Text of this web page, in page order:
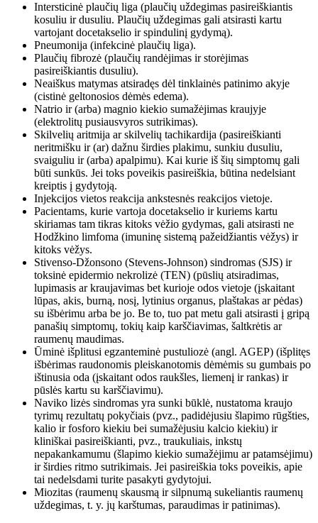
Intersticinė plaučių liga (plaučių uždegimas pasireiškiantis
kosuliu ir dusuliu. Plaučių uždegimas gali atsirasti kartu
vartojant docetakselio ir spindulinį gydymą).
Pneumonija (infekcinė plaučių liga).
Plaučių fibrozė (plaučių randėjimas ir storėjimas
pasireiškiantis dusuliu).
Neaiškus matymas atsiradęs dėl tinklainės patinimo akyje
(cistinė geltonosios dėmės edema).
Natrio ir (arba) magnio kiekio sumažėjimas kraujyje
(elektrolitų pusiausvyros sutrikimas).
Skilvelių aritmija ar skilvelių tachikardija (pasireiškianti
neritmišku ir (ar) dažnu širdies plakimu, sunkiu dusuliu,
svaiguliu ir (arba) apalpimu). Kai kurie iš šių simptomų gali
būti sunkūs. Jei toks poveikis pasireiškia, būtina nedelsiant
kreiptis į gydytoją.
Injekcijos vietos reakcija ankstesnės reakcijos vietoje.
Pacientams, kurie vartoja docetakselio ir kuriems kartu
skiriamas tam tikras kitoks vėžio gydymas, gali atsirasti ne
Hodžkino limfoma (imuninę sistemą pažeidžiantis vėžys) ir
kitoks vėžys.
Stivenso-Džonsono (Stevens-Johnson) sindromas (SJS) ir
toksinė epidermio nekrolizė (TEN) (pūslių atsiradimas,
lupimasis ar kraujavimas bet kurioje odos vietoje (įskaitant
lūpas, akis, burną, nosį, lytinius organus, plaštakas ar pėdas)
su išbėrimu arba be jo. Be to, tuo pat metu gali atsirasti į gripą
panašių simptomų, tokių kaip karščiavimas, šaltkrėtis ar
raumenų maudimas.
Ūminė išplitusi egzanteminė pustuliozė (angl. AGEP) (išplitęs
išbėrimas raudonomis pleiskanotomis dėmėmis su gumbais po
ištinusia oda (įskaitant odos raukšles, liemenį ir rankas) ir
pūslės kartu su karščiavimu).
Naviko lizės sindromas yra sunki būklė, nustatoma kraujo
tyrimų rezultatų pokyčiais (pvz., padidėjusiu šlapimo rūgšties,
kalio ir fosforo kiekiu bei sumažėjusiu kalcio kiekiu) ir
kliniškai pasireiškianti, pvz., traukuliais, inkstų
nepakankamumu (šlapimo kiekio sumažėjimu ar patamsėjimu)
ir širdies ritmo sutrikimais. Jei pasireiškia toks poveikis, apie
tai nedelsdami turite pasakyti gydytojui.
Miozitas (raumenų skausmą ir silpnumą sukeliantis raumenų
uždegimas, t. y. jų karštumas, paraudimas ir patinimas).